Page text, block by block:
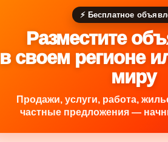
⚡ Бесплатное
Разместите
в своем регионе
миру
Продажи, услуги, работа,
частные предложения —